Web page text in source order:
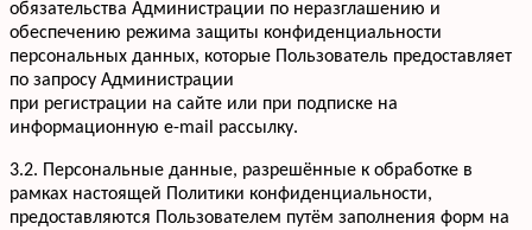
обязательства Администрации по неразглашению и
обеспечению режима защиты конфиденциальности
персональных данных, которые Пользователь предоставляет
по запросу Администрации
при регистрации на сайте или при подписке на
информационную e-mail рассылку.
3.2. Персональные данные, разрешённые к обработке в
рамках настоящей Политики конфиденциальности,
предоставляются Пользователем путём заполнения форм на